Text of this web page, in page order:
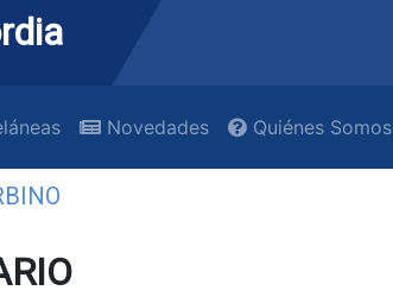
Novedades Quiénes Somos